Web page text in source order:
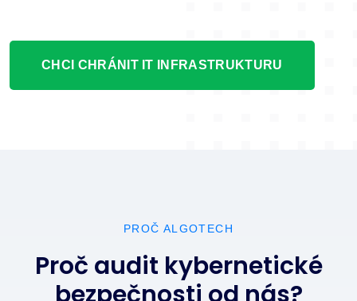
CHCI CHRÁNIT IT INFRASTRUKTURU
PROČ ALGOTECH
Proč audit kybernetické